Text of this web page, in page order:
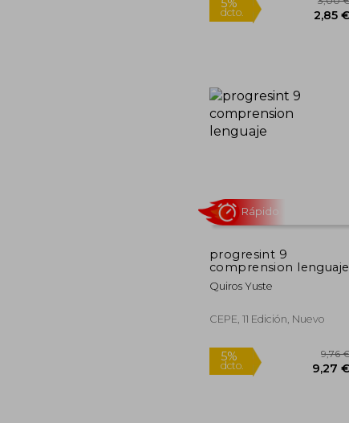
5%
dcto.
Rápido
progresint 9
comprension lenguaje
Quiros Yuste
CEPE, 11 Edición, Nuevo